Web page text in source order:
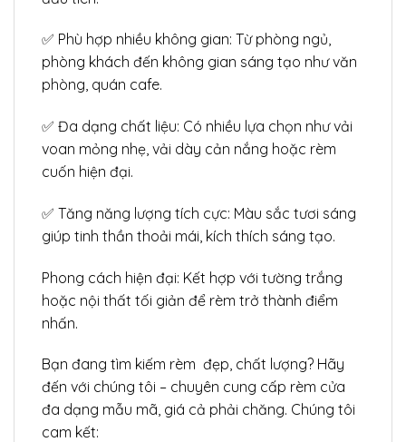
✅ Phù hợp nhiều không gian: Từ phòng ngủ,
phòng khách đến không gian sáng tạo như văn
phòng, quán cafe.
✅ Đa dạng chất liệu: Có nhiều lựa chọn như vải
voan mỏng nhẹ, vải dày cản nắng hoặc rèm
cuốn hiện đại.
✅ Tăng năng lượng tích cực: Màu sắc tươi sáng
giúp tinh thần thoải mái, kích thích sáng tạo.
Phong cách hiện đại: Kết hợp với tường trắng
hoặc nội thất tối giản để rèm trở thành điểm
nhấn.
Bạn đang tìm kiếm rèm đẹp, chất lượng? Hãy
đến với chúng tôi – chuyên cung cấp rèm cửa
đa dạng mẫu mã, giá cả phải chăng. Chúng tôi
cam kết: